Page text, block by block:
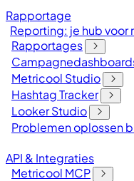
Rapportage
Reporting: je hub
Rapportages
Metricool Studio
Hashtag Tracker
Looker Studio
Problemen oplossen
API & Integraties
Metricool MCP